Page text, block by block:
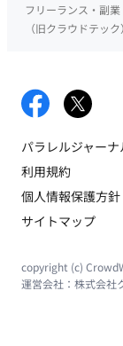
フリーランス・副
（旧クラウドテック）
パラレルジャーナ
利用規約
個人情報保護方針
サイトマップ
copyright (c)
運営会社： 株式会社